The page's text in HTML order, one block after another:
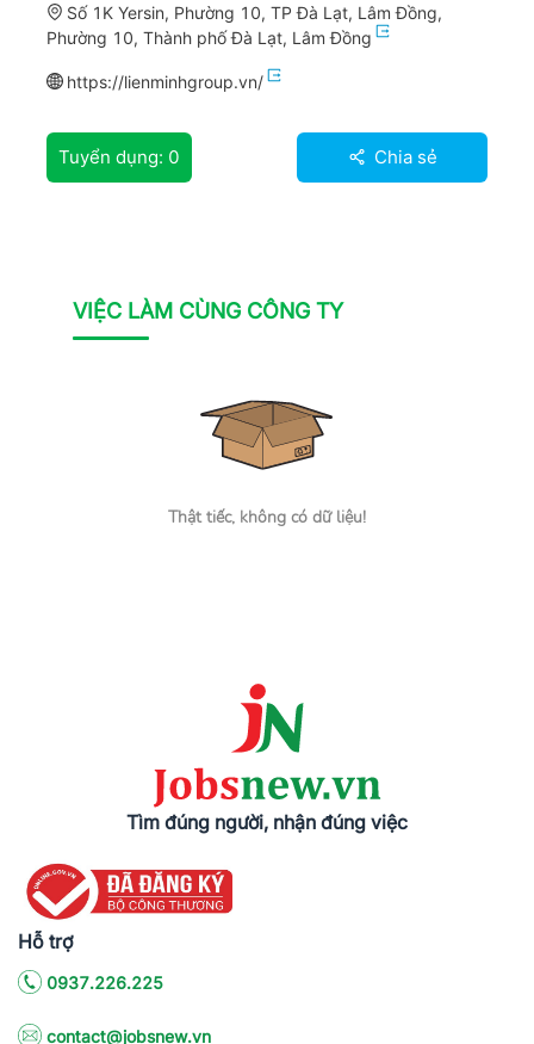
Số 1K Yersin, Phường 10, TP Đà Lạt, Lâm Đồng,
Phường 10, Thành phố Đà Lạt, Lâm Đồng
https://lienminhgroup.vn/
Tuyển dụng: 0 Chia sẻ
VIỆC LÀM CÙNG CÔNG TY
Thật tiếc, không có dữ liệu!
Tìm đúng người, nhận đúng việc
Hỗ trợ
0937.226.225
contact@jobsnew.vn